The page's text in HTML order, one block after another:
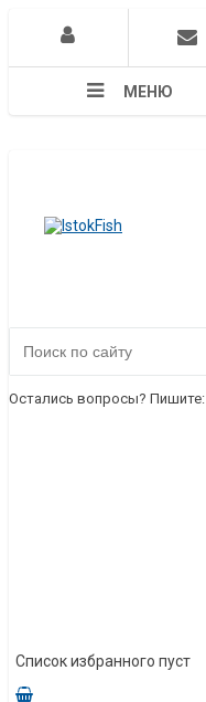
МЕНЮ
Остались вопросы? Пишите:
Список избранного пуст